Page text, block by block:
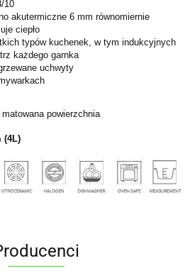
10
akutermiczne 6 mm równomiernie
ciepło
typów kuchenek, w tym indukcyjnych
każdego garnka
uchwyty
powierzchnia
(4L)